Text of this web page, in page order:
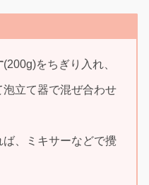
(200g)をちぎり入れ、
泡立て器で混ぜ合わせ
、ミキサーなどで攪